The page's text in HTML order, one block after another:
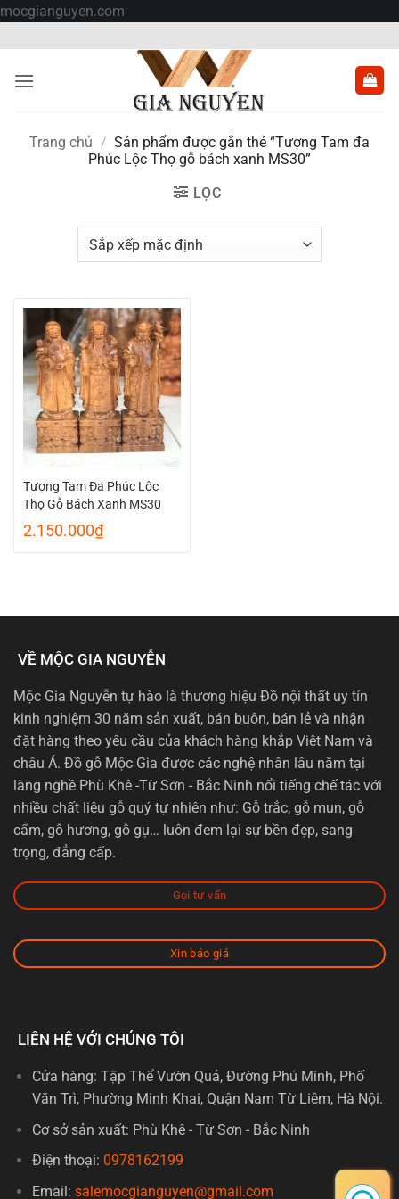
mocgianguyen.com
nội
dung
Trang chủ / Sản phẩm được gắn thẻ “Tượng Tam đa
Phúc Lộc Thọ gỗ bách xanh MS30”
LỌC
Tượng Tam Đa Phúc Lộc
Thọ Gỗ Bách Xanh MS30
2.150.000₫
VỀ MỘC GIA NGUYỄN
Mộc Gia Nguyễn tự hào là thương hiệu Đồ nội thất uy tín
kinh nghiệm 30 năm sản xuất, bán buôn, bán lẻ và nhận
đặt hàng theo yêu cầu của khách hàng khắp Việt Nam và
châu Á. Đồ gỗ Mộc Gia được các nghệ nhân lâu năm tại
làng nghề Phù Khê -Từ Sơn - Bắc Ninh nổi tiếng chế tác với
nhiều chất liệu gỗ quý tự nhiên như: Gỗ trắc, gỗ mun, gỗ
cẩm, gỗ hương, gỗ gụ… luôn đem lại sự bền đẹp, sang
trọng, đẳng cấp.
Gọi tư vấn
Xin báo giá
LIÊN HỆ VỚI CHÚNG TÔI
Cửa hàng: Tập Thể Vườn Quả, Đường Phú Minh, Phố
Văn Trì, Phường Minh Khai, Quận Nam Từ Liêm, Hà Nội.
Cơ sở sản xuất: Phù Khê - Từ Sơn - Bắc Ninh
Điện thoại: 0978162199
Email: salemocgianguyen@gmail.com